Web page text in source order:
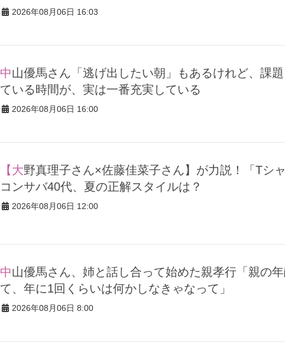
2026年08月06日 16:03
中山優馬さん「逃げ出したい朝」もあるけれど、課題と向き合っ
ている時間が、実は一番充実している
2026年08月06日 16:00
【大野真理子さん×佐藤佳菜子さん】が力説！「Tシャツ苦手」な
コンサバ40代、夏の正解スタイルは？
2026年08月06日 12:00
中山優馬さん、姉と話し合って始めた親孝行「親の年齢も考え
て、年に1回くらいは何かしなきゃなって」
2026年08月06日 8:00